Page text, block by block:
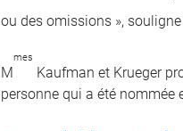
ou des omissions »,
M
mes
Kaufman et Krueger
personne qui a été nommée